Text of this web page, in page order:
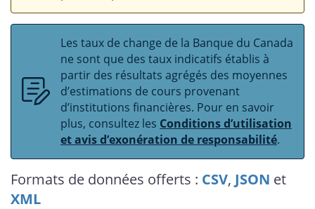
Les taux de change de la Banque du Canada
ne sont que des taux indicatifs établis à
partir des résultats agrégés des moyennes
d’estimations de cours provenant
d’institutions financières. Pour en savoir
plus, consultez les Conditions d’utilisation
et avis d’exonération de responsabilité.
Formats de données offerts : CSV, JSON et
XML